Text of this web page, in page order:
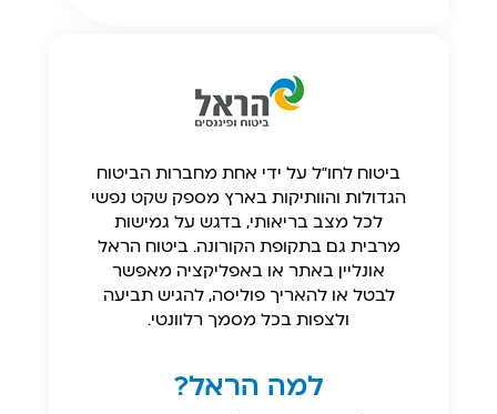
ביטוח לחו"ל על ידי אחת מחברות הביטוח
הגדולות והוותיקות בארץ מספק שקט נפשי
לכל מצב בריאותי, בדגש על גמישות
מרבית גם בתקופת הקורונה. ביטוח הראל
אונליין באתר או באפליקציה מאפשר
לבטל או להאריך פוליסה, להגיש תביעה
ולצפות בכל מסמך רלוונטי.
למה הראל?